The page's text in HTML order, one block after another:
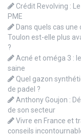
Crédit Revolving :
PME
Dans quels cas
Toulon est-elle plus
?
Acné et oméga 3 :
saine
Quel gazon
de padel ?
Anthony Goujon :
de son secteur
Vivre en France et
conseils